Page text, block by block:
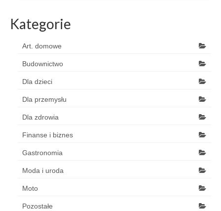
Kategorie
Art. domowe
Budownictwo
Dla dzieci
Dla przemysłu
Dla zdrowia
Finanse i biznes
Gastronomia
Moda i uroda
Moto
Pozostałe